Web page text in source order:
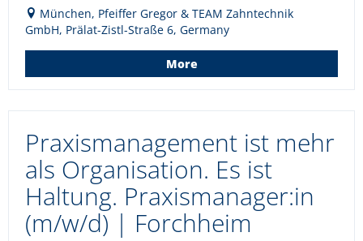
München, Pfeiffer Gregor & TEAM Zahntechnik
GmbH, Prälat-Zistl-Straße 6, Germany
More
Praxismanagement ist mehr
als Organisation. Es ist
Haltung. Praxismanager:in
(m/w/d) | Forchheim